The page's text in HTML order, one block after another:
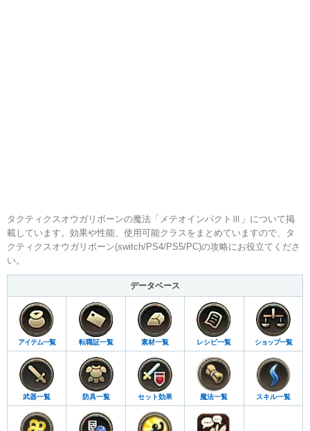
タクティクスオウガリボーンの魔法「メテオインパクトⅢ」について掲
載しています。効果や性能、使用可能クラスをまとめていますので、タ
クティクスオウガリボーン(switch/PS4/PS5/PC)の攻略にお役立てくださ
い。
データベース
アイテム一覧 転職証一覧 素材一覧 レシピ一覧 ショップ一覧
武器一覧 防具一覧 セット効果 魔法一覧 スキル一覧